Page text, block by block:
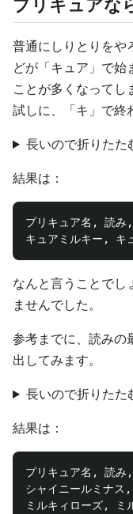
プリキュアな
普通にしりとりをや
どが「キュア」で始
ことが多くなってし
試しに、「キ」で終
長いので折りたた
結果は：
プリキュア名, 読
なんと言うことでし
ませんでした。
参考までに、読みの
出してみます。
長いので折りたた
結果は：
プリキュア名, 読
シャイニールミナ